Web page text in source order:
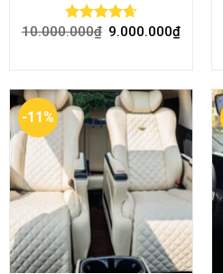
Rated 4.68
10.000.000₫ 9.000.000₫
-11%